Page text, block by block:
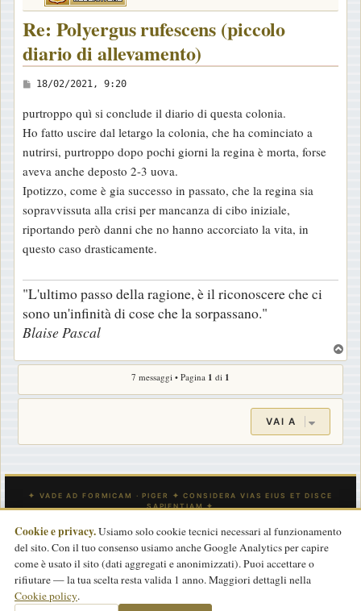
Re: Polyergus rufescens (piccolo
diario di allevamento)
M
s
s
a
g
g
i
o
18/02/2021, 9:20
purtroppo quì si conclude il diario di questa colonia.
Ho fatto uscire dal letargo la colonia, che ha cominciato a
nutrirsi, purtroppo dopo pochi giorni la regina è morta, forse
aveva anche deposto 2-3 uova.
Ipotizzo, come è gia successo in passato, che la regina sia
sopravvissuta alla crisi per mancanza di cibo iniziale,
riportando però danni che no hanno accorciato la vita, in
questo caso drasticamente.
"L'ultimo passo della ragione, è il riconoscere che ci
sono un'infinità di cose che la sorpassano."
Blaise Pascal
o
7 messaggi • Pagina 1 di 1
VAI A
INDICE Tutti gli orari sonoUTC
CONTATTACI
Powered byphpBB® Forum Software © phpBB Limited
Traduzione Italiana
Cookie e privacy.Usiamo solo cookie tecnici necessari al funzionamento
del sito. Con il tuo consenso usiamo anche Google Analytics per capire
come è usato il sito (dati aggregati e anonimizzati). Puoi accettare o
rifiutare — la tua scelta resta valida 1 anno. Maggiori dettagli nella
Cookie policy.